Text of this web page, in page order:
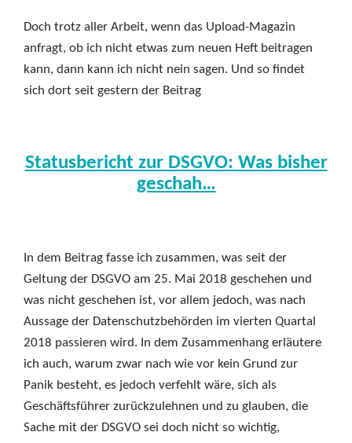
Doch trotz aller Arbeit, wenn das Upload-Magazin
anfragt, ob ich nicht etwas zum neuen Heft beitragen
kann, dann kann ich nicht nein sagen. Und so findet
sich dort seit gestern der Beitrag
Statusbericht zur DSGVO: Was bisher
geschah…
In dem Beitrag fasse ich zusammen, was seit der
Geltung der DSGVO am 25. Mai 2018 geschehen und
was nicht geschehen ist, vor allem jedoch, was nach
Aussage der Datenschutzbehörden im vierten Quartal
2018 passieren wird. In dem Zusammenhang erläutere
ich auch, warum zwar nach wie vor kein Grund zur
Panik besteht, es jedoch verfehlt wäre, sich als
Geschäftsführer zurückzulehnen und zu glauben, die
Sache mit der DSGVO sei doch nicht so wichtig,